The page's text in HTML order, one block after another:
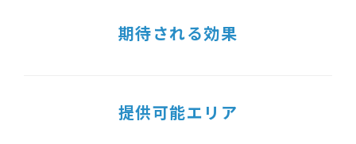
期待される効果
提供可能エリア